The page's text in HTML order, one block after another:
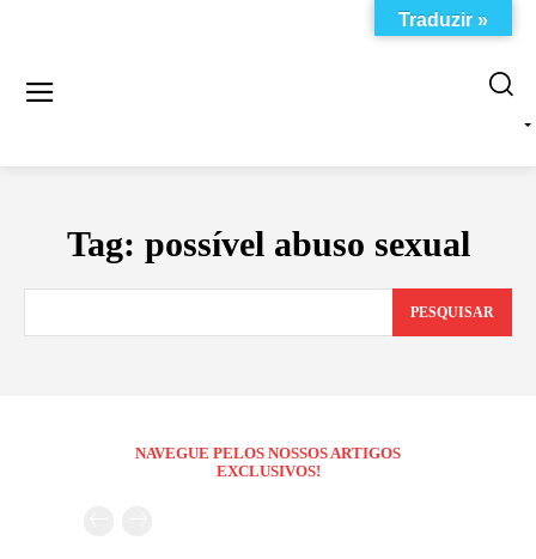
Tag: possível abuso sexual
PESQUISAR
NAVEGUE PELOS NOSSOS ARTIGOS
EXCLUSIVOS!
Traduzir »